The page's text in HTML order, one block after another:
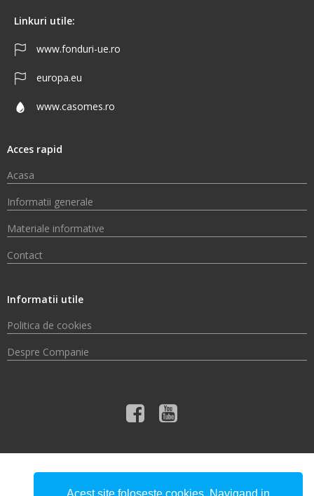
Linkuri utile:
www.fonduri-ue.ro
europa.eu
www.casomes.ro
Acces rapid
Acasa
Informatii generale
Materiale informative
Contact
Informatii utile
Politica de cookies
Despre Companie
© 2026 Compania de Apă Someș S.A.
Acest site foloseste cookies. Navigand in